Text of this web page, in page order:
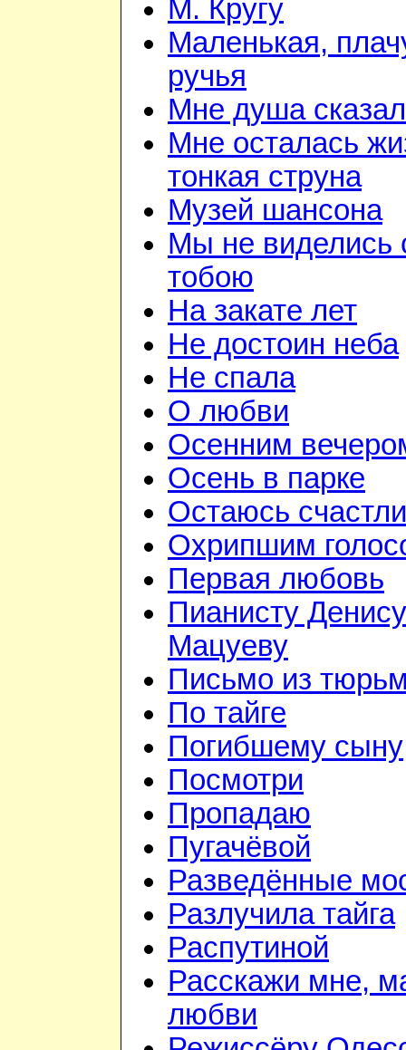
М. Кругу
Маленькая,
ручья
Мне душа
Мне осталась
тонкая струна
Музей шансона
Мы не виделись
тобою
На закате лет
Не достоин неба
Не спала
О любви
Осенним
Осень в парке
Остаюсь
Охрипшим
Первая любовь
Пианисту Денису
Мацуеву
Письмо из
По тайге
Погибшему сыну
Посмотри
Пропадаю
Пугачёвой
Разведённые
Разлучила тайга
Распутиной
Расскажи мне,
любви